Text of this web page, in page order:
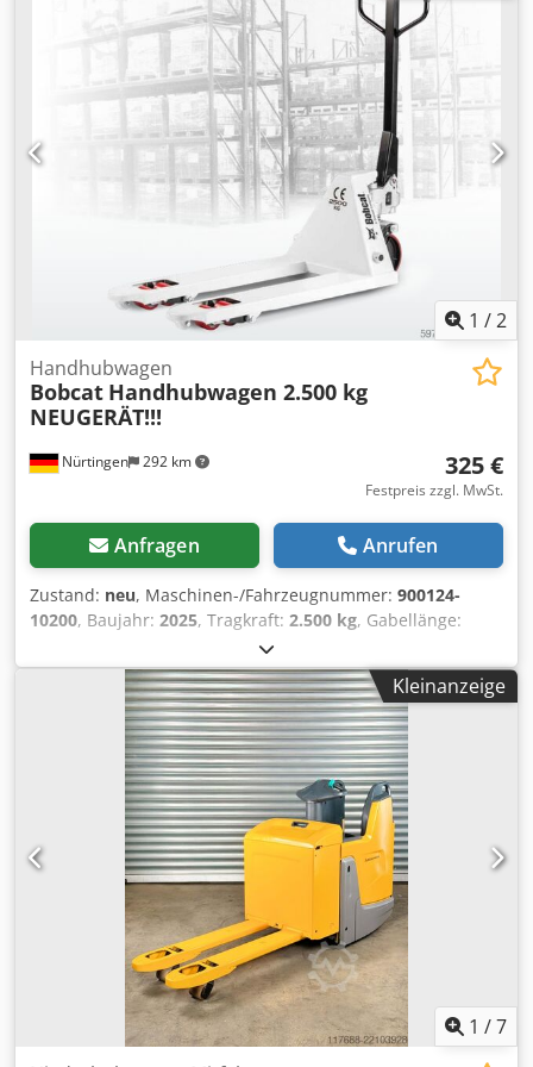
1 /2
Nürtingen 292 km
Handhubwagen
Bobcat Handhubwagen 2.500 kg
NEUGERÄT!!!
325 €
Festpreis zzgl. MwSt.
Anfragen Anrufen
Zustand: neu, Maschinen-/Fahrzeugnummer: 900124-
10200, Baujahr: 2025, Tragkraft: 2.500 kg, Gabellänge:
, Motortyp: Keine, Hersteller: Bobcat Chjdpfx
Aoyi I Rnoqvoa
Kleinanzeige
1 /7